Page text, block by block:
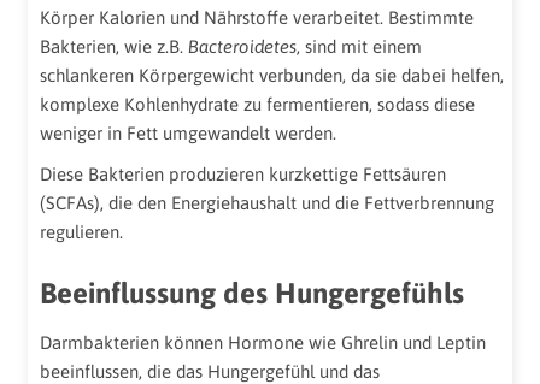
Körper Kalorien und Nährstoffe verarbeitet. Bestimmte
Bakterien, wie z.B. Bacteroidetes, sind mit einem
schlankeren Körpergewicht verbunden, da sie dabei helfen,
komplexe Kohlenhydrate zu fermentieren, sodass diese
weniger in Fett umgewandelt werden.
Diese Bakterien produzieren kurzkettige Fettsäuren
(SCFAs), die den Energiehaushalt und die Fettverbrennung
regulieren.
Beeinflussung des Hungergefühls
Darmbakterien können Hormone wie Ghrelin und Leptin
beeinflussen, die das Hungergefühl und das